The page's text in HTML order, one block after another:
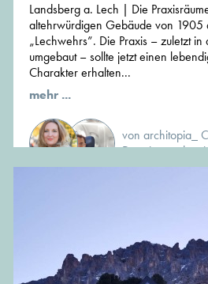
Landsberg a. Lech | Die
altehrwürdigen Gebäude von 1905
„Lechwehrs”. Die Praxis – zuletzt
umgebaut – sollte jetzt einen
Charakter erhalten...
mehr ...
von architopia_
Detering und